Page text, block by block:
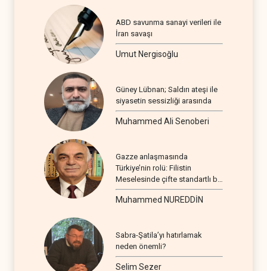
ABD savunma sanayi verileri ile
İran savaşı
Umut Nergisoğlu
Güney Lübnan; Saldırı ateşi ile
siyasetin sessizliği arasında
Muhammed Ali Senoberi
Gazze anlaşmasında
Türkiye’nin rolü: Filistin
Meselesinde çifte standartlı bir
seyir
Muhammed NUREDDİN
Sabra-Şatila’yı hatırlamak
neden önemli?
Selim Sezer